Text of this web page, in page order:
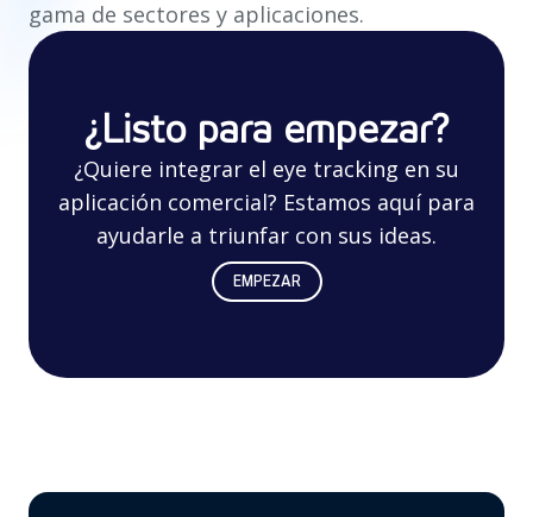
gama de sectores y aplicaciones.
¿Listo para empezar?
¿Quiere integrar el eye tracking en su
aplicación comercial? Estamos aquí para
ayudarle a triunfar con sus ideas.
EMPEZAR